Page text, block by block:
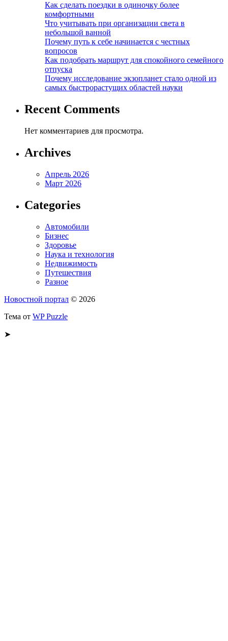
Как сделать поездки в одиночку более
комфортными
Что учитывать при организации света в
небольшой ванной
Почему путь к себе начинается с честных
вопросов
Как подобрать маршрут для спокойного семейного
отпуска
Почему исследование экзопланет стало одной из
самых быстрорастущих областей науки
Recent Comments
Нет комментариев для просмотра.
Archives
Апрель 2026
Март 2026
Categories
Автомобили
Бизнес
Здоровье
Наука и технология
Недвижимость
Путешествия
Разное
Новостной портал © 2026
Тема от WP Puzzle
➤